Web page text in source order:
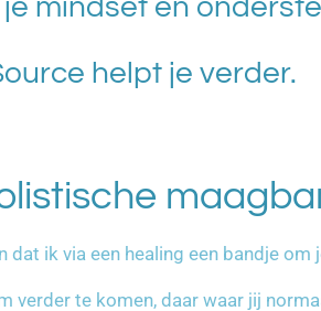
mindset en
helpt je verder.
ik via een healing een bandje om
verder te komen, daar waar jij